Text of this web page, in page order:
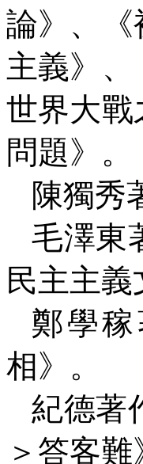
論》、《
主義》
世界大戰
問題》。
陳獨秀
毛澤東
民主主義
鄭學
相》。
紀德著
＞答客難